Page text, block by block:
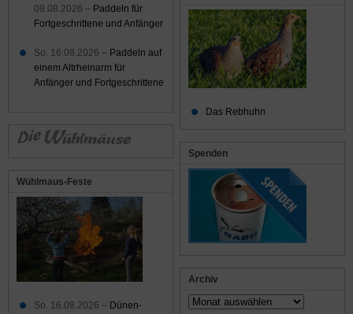
Das Rebhuhn
Spenden
Archiv
Archiv
08.08.2026 – Paddeln für
Fortgeschrittene und Anfänger
So. 16.08.2026 – Paddeln auf
einem Altrheinarm für
Anfänger und Fortgeschrittene
Wühlmaus-Feste
So. 16.08.2026 – Dünen-